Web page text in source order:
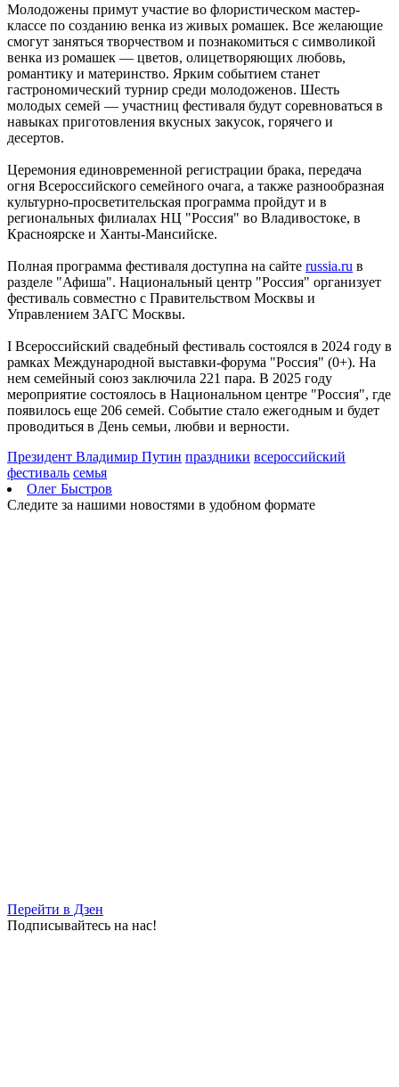
Молодожены примут участие во флористическом мастер-
классе по созданию венка из живых ромашек. Все желающие
смогут заняться творчеством и познакомиться с символикой
венка из ромашек — цветов, олицетворяющих любовь,
романтику и материнство. Ярким событием станет
гастрономический турнир среди молодоженов. Шесть
молодых семей — участниц фестиваля будут соревноваться в
навыках приготовления вкусных закусок, горячего и
десертов.
Церемония единовременной регистрации брака, передача
огня Всероссийского семейного очага, а также разнообразная
культурно-просветительская программа пройдут и в
региональных филиалах НЦ "Россия" во Владивостоке, в
Красноярске и Ханты-Мансийске.
Полная программа фестиваля доступна на сайте russia.ru в
разделе "Афиша". Национальный центр "Россия" организует
фестиваль совместно с Правительством Москвы и
Управлением ЗАГС Москвы.
I Всероссийский свадебный фестиваль состоялся в 2024 году в
рамках Международной выставки-форума "Россия" (0+). На
нем семейный союз заключила 221 пара. В 2025 году
мероприятие состоялось в Национальном центре "Россия", где
появилось еще 206 семей. Событие стало ежегодным и будет
проводиться в День семьи, любви и верности.
Президент Владимир Путин праздники всероссийский
фестиваль семья
Олег Быстров
Следите за нашими новостями в удобном формате
Перейти в Дзен
Подписывайтесь на нас!